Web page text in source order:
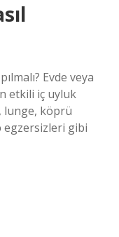
Evde veya
etkili iç uyluk
lunge, köprü
egzersizleri gibi